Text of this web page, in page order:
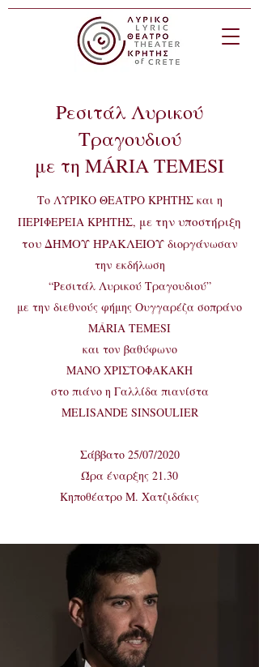
Ρεσιτάλ Λυρικού
Τραγουδιού
με τη MÁRIA TEMESI
Tο ΛΥΡΙΚΟ ΘΕΑΤΡΟ ΚΡΗΤΗΣ και η
ΠΕΡΙΦΕΡΕΙΑ ΚΡΗΤΗΣ, με την υποστήριξη
του ΔΗΜΟΥ ΗΡΑΚΛΕΙΟΥ διοργάνωσαν
την εκδήλωση
“Ρεσιτάλ Λυρικού Τραγουδιού”
με την διεθνούς φήμης Ουγγαρέζα σοπράνο
MÁRIA TEMESI
και τον βαθύφωνο
ΜΑΝΟ ΧΡΙΣΤΟΦΑΚΑΚΗ
στο πιάνο η Γαλλίδα πιανίστα
MELISANDE SINSOULIER
Σάββατο 25/07/2020
Ώρα έναρξης 21.30
Κηποθέατρο Μ. Χατζιδάκις